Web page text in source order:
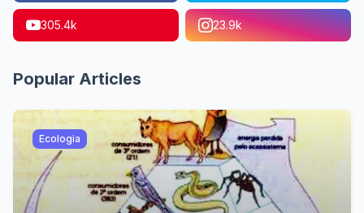
305.4k 23.9k
Popular Articles
Ecologia